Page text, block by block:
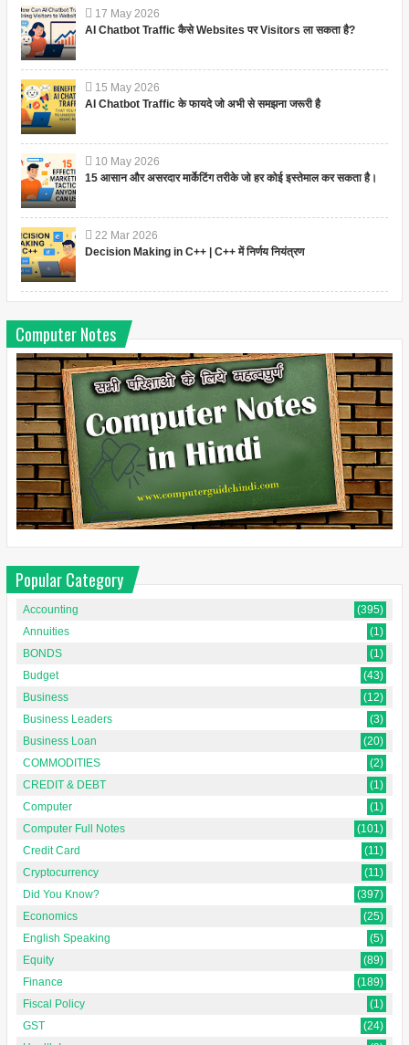
17 May 2026
AI Chatbot Traffic कैसे Websites पर Visitors ला सकता है?
15 May 2026
AI Chatbot Traffic के फायदे जो अभी से समझना जरूरी है
10 May 2026
15 आसान और असरदार मार्केटिंग तरीके जो हर कोई इस्तेमाल कर सकता है।
22 Mar 2026
Decision Making in C++ | C++ में निर्णय नियंत्रण
Computer Notes
Popular Category
Accounting
(395)
Annuities
(1)
BONDS
(1)
Budget
(43)
Business
(12)
Business Leaders
(3)
Business Loan
(20)
COMMODITIES
(2)
CREDIT & DEBT
(1)
Computer
(1)
Computer Full Notes
(101)
Credit Card
(11)
Cryptocurrency
(11)
Did You Know?
(397)
Economics
(25)
English Speaking
(5)
Equity
(89)
Finance
(189)
Fiscal Policy
(1)
GST
(24)